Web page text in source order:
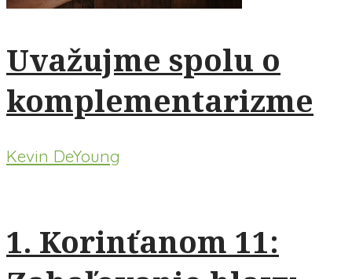
Uvažujme spolu o
komplementarizme
Kevin DeYoung
1. Korinťanom 11: